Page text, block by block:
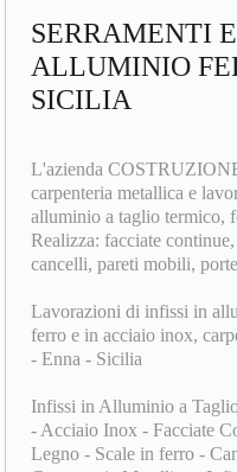
ALLUMINIO
SICILIA
alluminio a taglio termico,
Realizza: facciate
cancelli, pareti mobili,
Lavorazioni di infissi in
- Enna - Sicilia
Infissi in Alluminio a
Legno - Scale in ferro -
Carpenteria Metallica -